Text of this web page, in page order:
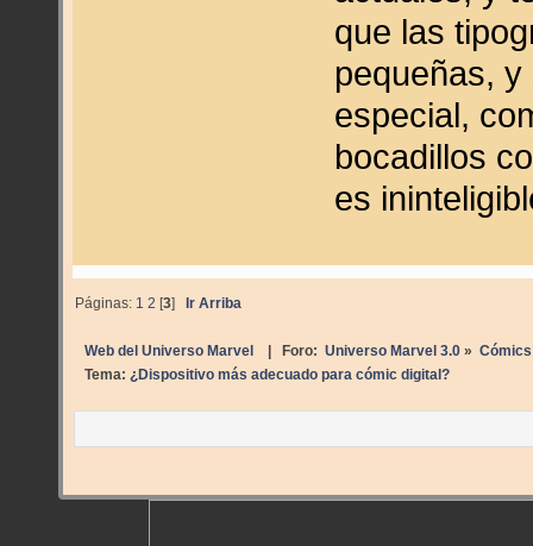
que las
pequeñas,
especial,
bocadillos
es
Páginas: 1 2 [3] Ir Arriba
Web del Universo Marvel | Foro: Universo Marvel 3.0» Cómics
Tema: ¿Dispositivo más adecuado para cómic digital?